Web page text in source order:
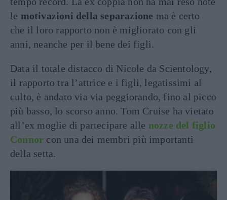
le motivazioni della separazione ma è certo
che il loro rapporto non è migliorato con gli
anni, neanche per il bene dei figli.
Data il totale distacco di Nicole da Scientology,
il rapporto tra l’attrice e i figli, legatissimi al
culto, è andato via via peggiorando, fino al picco
più basso, lo scorso anno. Tom Cruise ha vietato
all’ex moglie di partecipare alle nozze del figlio
Connor con una dei membri più importanti
della setta.